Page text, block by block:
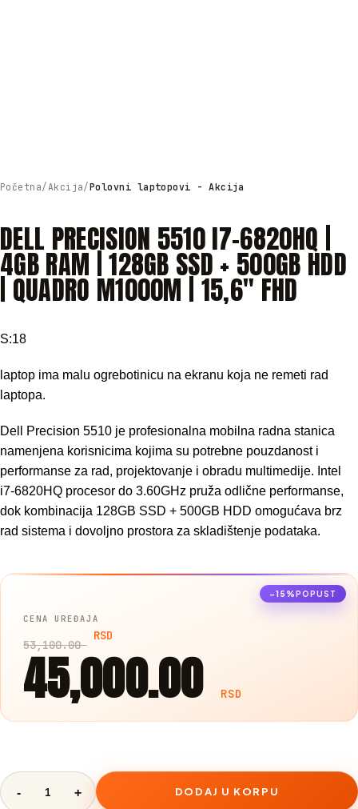
Početna Akcija Polovni laptopovi - Akcija
DELL PRECISION 5510 I7-6820HQ |
4GB RAM | 128GB SSD + 500GB HDD
| QUADRO M1000M | 15,6″ FHD
S:18
laptop ima malu ogrebotinicu na ekranu koja ne remeti rad
laptopa.
Dell Precision 5510 je profesionalna mobilna radna stanica
namenjena korisnicima kojima su potrebne pouzdanost i
performanse za rad, projektovanje i obradu multimedije. Intel
i7-6820HQ procesor do 3.60GHz pruža odlične performanse,
dok kombinacija 128GB SSD + 500GB HDD omogućava brz
rad sistema i dovoljno prostora za skladištenje podataka.
53,100.00
RSD
45,000.00 RSD
−15% POPUST
DODAJ U KORPU